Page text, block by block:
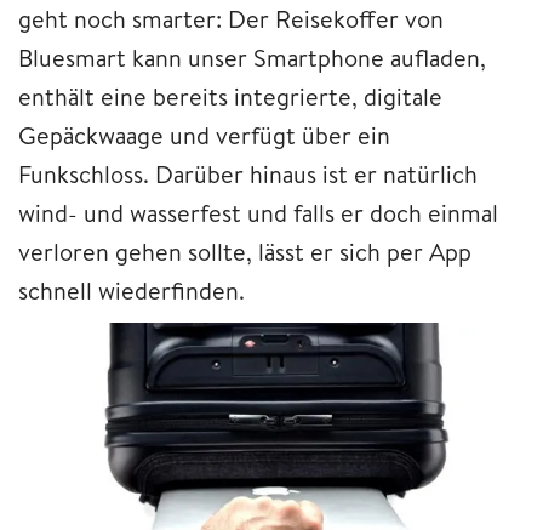
geht noch smarter: Der Reisekoffer von
Bluesmart kann unser Smartphone aufladen,
enthält eine bereits integrierte, digitale
Gepäckwaage und verfügt über ein
Funkschloss. Darüber hinaus ist er natürlich
wind- und wasserfest und falls er doch einmal
verloren gehen sollte, lässt er sich per App
schnell wiederfinden.